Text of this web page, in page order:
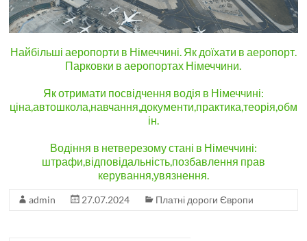
Найбільші аеропорти в Німеччині. Як доїхати в аеропорт.
Парковки в аеропортах Німеччини.
Як отримати посвідчення водія в Німеччині:
ціна,автошкола,навчання,документи,практика,теорія,обм
ін.
Водіння в нетверезому стані в Німеччині:
штрафи,відповідальність,позбавлення прав
керування,увязнення.
admin 27.07.2024 Платні дороги Європи